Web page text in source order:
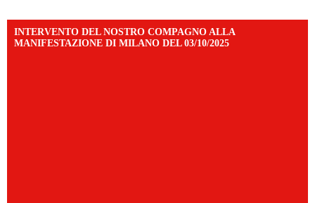
INTERVENTO DEL NOSTRO COMPAGNO ALLA
MANIFESTAZIONE DI MILANO DEL 03/10/2025